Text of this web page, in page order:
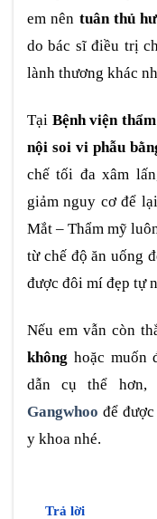
em nên tuân thủ
do bác sĩ điều trị
lành thương khác
Tại Bệnh viện
nội soi vi phẫu
chế tối đa xâm
giảm nguy cơ để
Mắt – Thẩm mỹ
từ chế độ ăn uống
được đôi mí đẹp tự
Nếu em vẫn còn
không hoặc muốn
dẫn cụ thể hơn,
Gangwhoo để
y khoa nhé.
Trả lời